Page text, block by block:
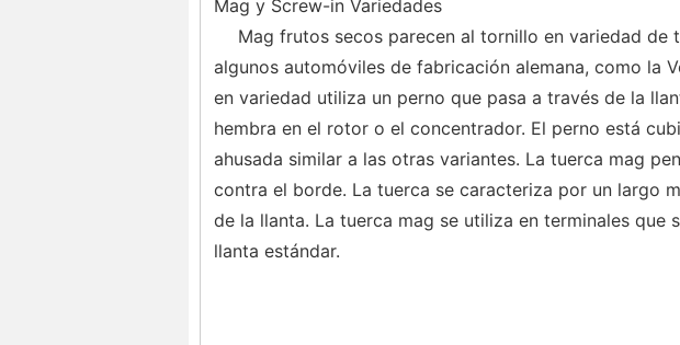
Mag y Screw-in Variedades
Mag frutos secos parecen al tornillo en variedad de
algunos automóviles de fabricación alemana, como la
en variedad utiliza un perno que pasa a través de la
hembra en el rotor o el concentrador. El perno está
ahusada similar a las otras variantes. La tuerca mag
contra el borde. La tuerca se caracteriza por un largo
de la llanta. La tuerca mag se utiliza en terminales que
llanta estándar.